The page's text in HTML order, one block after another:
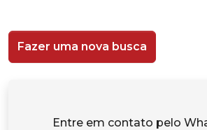
Fazer uma nova busca
Entre em contato pelo